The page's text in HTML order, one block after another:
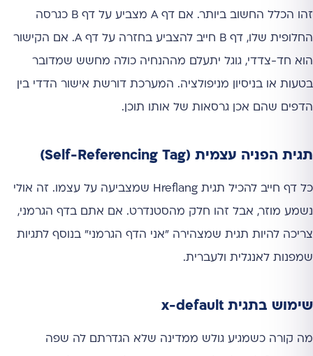
זהו הכלל החשוב ביותר. אם דף A מצביע על דף B כגרסה
החלופית שלו, דף B חייב להצביע בחזרה על דף A. אם הקישור
הוא חד-צדדי, גוגל יתעלם מההנחיה כולה מחשש שמדובר
בטעות או בניסיון מניפולציה. המערכת דורשת אישור הדדי בין
הדפים שהם אכן גרסאות של אותו תוכן.
תגית הפניה עצמית (Self-Referencing Tag)
כל דף חייב להכיל תגית Hreflang שמצביעה על עצמו. זה אולי
נשמע מוזר, אבל זהו חלק מהסטנדרט. אם אתם בדף הגרמני,
צריכה להיות תגית שמצהירה "אני הדף הגרמני" בנוסף לתגיות
שמפנות לאנגלית ולעברית.
שימוש בתגית x-default
מה קורה כשמגיע גולש ממדינה שלא הגדרתם לה שפה